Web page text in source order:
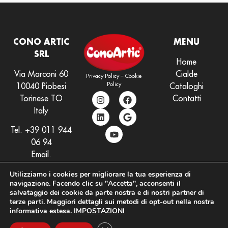
CONO ARTIC
SRL
Via Marconi 60
10040 Piobesi
Torinese TO
Italy
Tel. +39 011 944
06 94
Email.
Privacy Policy– Cookie
Policy
MENU
Home
Cialde
Cataloghi
Contatti
Industria Cono Artic Srl – P.Iva
Utilizziamo i cookies per migliorare la tua esperienza di
navigazione. Facendo clic su "Accetta", acconsenti il
salvataggio dei cookie da parte nostra e di nostri partner di
terze parti. Maggiori dettagli sui metodi di opt-out nella nostra
informativa estesa. IMPOSTAZIONI